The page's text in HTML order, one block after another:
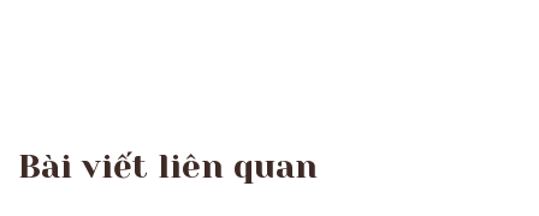
Bài viết liên quan